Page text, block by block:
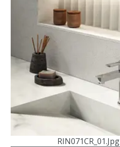
RIN071CR_01.jpg